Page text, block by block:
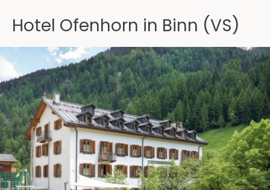
Hotel Ofenhorn in Binn (VS)